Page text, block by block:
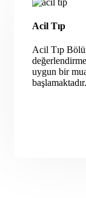
Acil Tıp
Acil Tıp
uygun bir
başlamaktadır.